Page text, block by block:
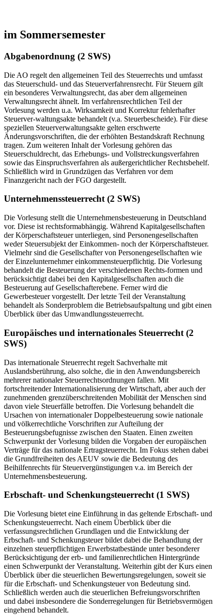
im Sommersemester
Abgabenordnung (2 SWS)
Die AO regelt den allgemeinen Teil des Steuerrechts und umfasst
das Steuerschuld- und das Steuerverfahrensrecht. Für Steuern gilt
ein besonderes Verwaltungsrecht, das aber dem allgemeinen
Verwaltungsrecht ähnelt. Im verfahrensrechtlichen Teil der
Vorlesung werden u.a. Wirksamkeit und Korrektur fehlerhafter
Steuerver-waltungsakte behandelt (v.a. Steuerbescheide). Für diese
speziellen Steuerverwaltungsakte gelten erschwerte
Änderungsvorschriften, die der erhöhten Bestandskraft Rechnung
tragen. Zum weiteren Inhalt der Vorlesung gehören das
Steuerschuldrecht, das Erhebungs- und Vollstreckungsverfahren
sowie das Einspruchsverfahren als außergerichtlicher Rechtsbehelf.
Schließlich wird in Grundzügen das Verfahren vor dem
Finanzgericht nach der FGO dargestellt.
Unternehmenssteuerrecht (2 SWS)
Die Vorlesung stellt die Unternehmensbesteuerung in Deutschland
vor. Diese ist rechtsformabhängig. Während Kapitalgesellschaften
der Körperschaftsteuer unterliegen, sind Personengesellschaften
weder Steuersubjekt der Einkommen- noch der Körperschaftsteuer.
Vielmehr sind die Gesellschafter von Personengesellschaften wie
der Einzelunternehmer einkommensteuerpflichtig. Die Vorlesung
behandelt die Besteuerung der verschiedenen Rechts-formen und
berücksichtigt dabei bei den Kapitalgesellschaften auch die
Besteuerung auf Gesellschafterebene. Ferner wird die
Gewerbesteuer vorgestellt. Der letzte Teil der Veranstaltung
behandelt als Sonderproblem die Betriebsaufspaltung und gibt einen
Überblick über das Umwandlungssteuerrecht.
Europäisches und internationales Steuerrecht (2
SWS)
Das internationale Steuerrecht regelt Sachverhalte mit
Auslandsberührung, also solche, die in den Anwendungsbereich
mehrerer nationaler Steuerrechtsordnungen fallen. Mit
fortschreitender Internationalisierung der Wirtschaft, aber auch der
zunehmenden grenzüberschreitenden Mobilität der Menschen sind
davon viele Steuerfälle betroffen. Die Vorlesung behandelt die
Ursachen von internationaler Doppelbesteuerung sowie nationale
und völkerrechtliche Vorschriften zur Aufteilung der
Besteuerungsbefugnisse zwischen den Staaten. Einen zweiten
Schwerpunkt der Vorlesung bilden die Vorgaben der europäischen
Verträge für das nationale Ertragsteuerrecht. Im Fokus stehen dabei
die Grundfreiheiten des AEUV sowie die Bedeutung des
Beihilfenrechts für Steuervergünstigungen v.a. im Bereich der
Unternehmensbesteuerung.
Erbschaft- und Schenkungsteuerrecht (1 SWS)
Die Vorlesung bietet eine Einführung in das geltende Erbschaft- und
Schenkungsteuerrecht. Nach einem Überblick über die
verfassungsrechtlichen Grundlagen und die Entwicklung der
Erbschaft- und Schenkungsteuer bildet dabei die Behandlung der
einzelnen steuerpflichtigen Erwerbstatbestände unter besonderer
Berücksichtigung der erb- und familienrechtlichen Hintergründe
einen Schwerpunkt der Veranstaltung. Weiterhin gibt der Kurs einen
Überblick über die steuerlichen Bewertungsregelungen, soweit sie
für die Erbschaft- und Schenkungsteuer von Bedeutung sind.
Schließlich werden auch die steuerlichen Befreiungsvorschriften
und dabei insbesondere die Sonderregelungen für Betriebsvermögen
eingehend behandelt.